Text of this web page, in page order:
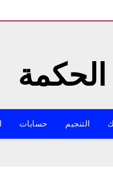
التنجيم حسابات